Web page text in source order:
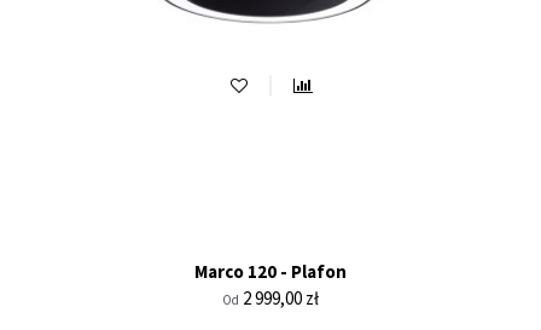
Marco 120 - Plafon
Od Cena
2 999,00 zł